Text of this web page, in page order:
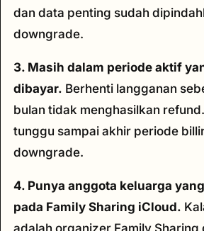
dan data penting sudah
downgrade.
3. Masih dalam periode aktif
dibayar. Berhenti langganan
bulan tidak menghasilkan
tunggu sampai akhir periode
downgrade.
4. Punya anggota keluarga
pada Family Sharing iCloud.